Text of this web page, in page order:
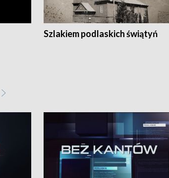
Szlakiem podlaskich świątyń